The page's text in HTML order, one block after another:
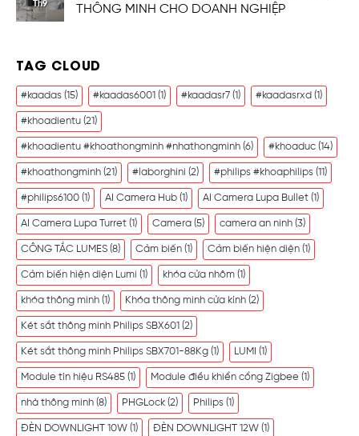
Th9
THÔNG MINH CHO DOANH NGHIỆP
TAG CLOUD
#kaadas (15) #kaadas6001 (1) #kaadasr7 (1) #kaadasrxd (1)
#khoadientu (21)
#khoadientu #khoathongminh #nhathongminh (6) #khoaduc (14)
#khoathongminh (21) #laborghini (2) #philips #khoaphilips (11)
#philips6100 (1) AI Camera Hub (1) AI Camera Lupa Bullet (1)
AI Camera Lupa Turret (1) Camera (5) camera an ninh (3)
CÔNG TẮC LUMES (8) Cảm biến (1) Cảm biến hiện diện (1)
Cảm biến hiện diện Lumi (1) khóa cửa nhôm (1)
khóa thông minh (1) Khóa thông minh cửa kính (2)
Két sắt thông minh Philips SBX601 (2)
Két sắt thông minh Philips SBX701-88Kg (1) LUMI (1)
Module tín hiệu RS485 (1) Module điều khiển cổng Zigbee (1)
nhà thông minh (8) PHGLock (2) Philips (1)
ĐÈN DOWNLIGHT 10W (1) ĐÈN DOWNLIGHT 12W (1)